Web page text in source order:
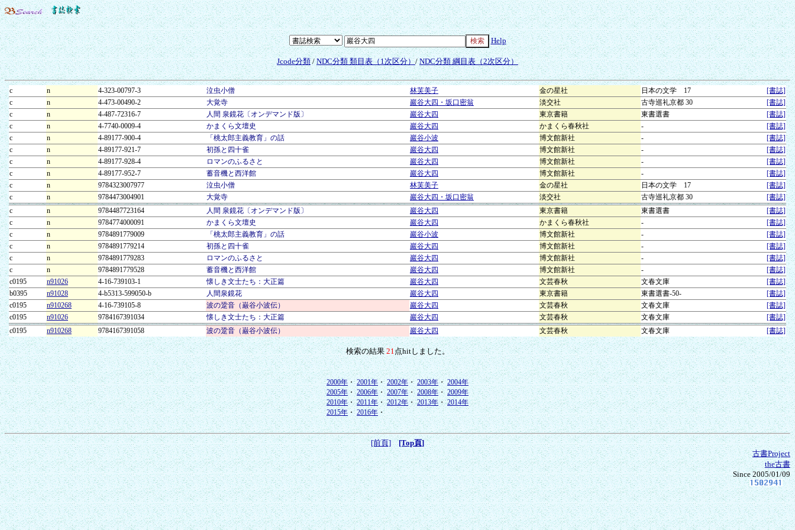
Help
Jcode分類/NDC分類 類目表（1次区分）/NDC分類 綱目表（2次区分）
c n 4-323-00797-3 泣虫小僧 林芙美子 金の星社 日本の文学 17
[書誌]
c
n 4-473-00490-2 大覚寺 巖谷大四・坂口密翁 淡交社 古寺巡礼京都 30
[書誌]
c
n 4-487-72316-7 人間 泉鏡花〔オンデマンド版〕 巖谷大四 東京書籍 東書選書
[書誌]
c
n 4-7740-0009-4 かまくら文壇史 巖谷大四 かまくら春秋社 -
[書誌]
c
n 4-89177-900-4 「桃太郎主義教育」の話 巖谷小波 博文館新社 -
[書誌]
c
n 4-89177-921-7 初孫と四十雀 巖谷大四 博文館新社 -
[書誌]
c
n 4-89177-928-4 ロマンのふるさと 巖谷大四 博文館新社 -
[書誌]
c
n 4-89177-952-7 蓄音機と西洋館 巖谷大四 博文館新社 -
[書誌]
c
n 9784323007977 泣虫小僧 林芙美子 金の星社 日本の文学 17
[書誌]
c
n 9784473004901 大覚寺 巖谷大四・坂口密翁 淡交社 古寺巡礼京都 30
[書誌]
c
n 9784487723164 人間 泉鏡花〔オンデマンド版〕 巖谷大四 東京書籍 東書選書
[書誌]
c
n 9784774000091 かまくら文壇史 巖谷大四 かまくら春秋社 -
[書誌]
c
n 9784891779009 「桃太郎主義教育」の話 巖谷小波 博文館新社 -
[書誌]
c
n 9784891779214 初孫と四十雀 巖谷大四 博文館新社 -
[書誌]
c
n 9784891779283 ロマンのふるさと 巖谷大四 博文館新社 -
[書誌]
c
n 9784891779528 蓄音機と西洋館 巖谷大四 博文館新社 -
[書誌]
c0195
n91026 4-16-739103-1 懐しき文士たち：大正篇 巖谷大四 文芸春秋 文春文庫
[書誌]
b0395
n91028 4-b5313-599050-b 人間泉鏡花 巖谷大四 東京書籍 東書選書-50-
[書誌]
c0195
n910268 4-16-739105-8 波の跫音（巌谷小波伝） 巖谷大四 文芸春秋 文春文庫
[書誌]
c0195
n91026 9784167391034 懐しき文士たち：大正篇 巖谷大四 文芸春秋 文春文庫
[書誌]
c0195
n910268 9784167391058 波の跫音（巌谷小波伝） 巖谷大四 文芸春秋 文春文庫 [書誌]
検索の結果21点hitしました。
2000年・2001年・2002年・2003年・2004年
2005年・2006年・2007年・2008年・2009年
2010年・2011年・2012年・2013年・2014年
2015年・2016年・
[前頁]
[Top頁]
古書Project
the古書
Since 2005/01/09